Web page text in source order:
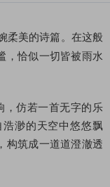
柔美的诗篇。在这般
，恰似一切皆被雨水
，仿若一首无字的乐
渺的天空中悠悠飘
构筑成一道道澄澈透